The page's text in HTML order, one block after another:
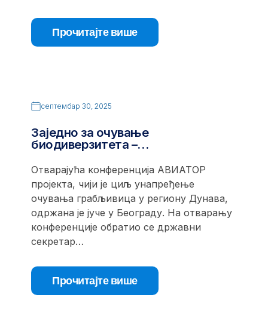
Прочитајте више
септембар 30, 2025
Заједно за очување
биодиверзитета –…
Отварајућа конференција АВИАТОР
пројекта, чији је циљ унапређење
очувања грабљивица у региону Дунава,
одржана је јуче у Београду. На отварању
конференције обратио се државни
секретар…
Прочитајте више